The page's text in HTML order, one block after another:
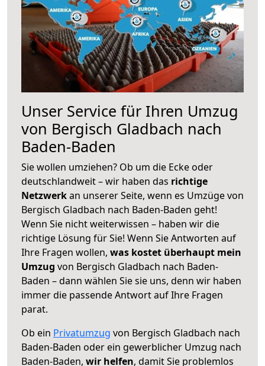
Unser Service für Ihren Umzug
von Bergisch Gladbach nach
Baden-Baden
Sie wollen umziehen? Ob um die Ecke oder
deutschlandweit – wir haben das richtige
Netzwerkan unserer Seite, wenn es Umzüge von
Bergisch Gladbach nach Baden-Baden geht!
Wenn Sie nicht weiterwissen – haben wir die
richtige Lösung für Sie! Wenn Sie Antworten auf
Ihre Fragen wollen, was kostet überhaupt mein
Umzug von Bergisch Gladbach nach Baden-
Baden – dann wählen Sie sie uns, denn wir haben
immer die passende Antwort auf Ihre Fragen
parat.
Ob ein Privatumzug von Bergisch Gladbach nach
Baden-Baden oder ein gewerblicher Umzug nach
Baden-Baden, wir helfen, damit Sie problemlos